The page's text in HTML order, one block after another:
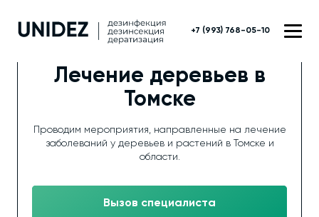
+7 (993) 768-05-10
Лечение деревьев в
Томске
Проводим мероприятия, направленные на лечение
заболеваний у деревьев и растений в Томске и
области.
Вызов специалиста